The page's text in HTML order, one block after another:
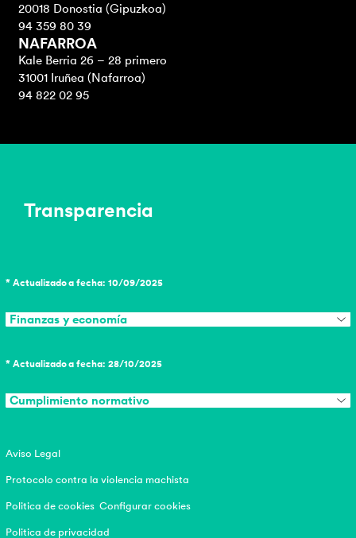
20018 Donostia (Gipuzkoa)
94 359 80 39
NAFARROA
Kale Berria 26 – 28 primero
31001 Iruñea (Nafarroa)
94 822 02 95
Transparencia
* Actualizado a fecha: 10/09/2025
Finanzas y economía
* Actualizado a fecha: 28/10/2025
Cumplimiento normativo
Aviso Legal
Protocolo contra la violencia machista
Politica de cookies Configurar cookies
Politica de privacidad